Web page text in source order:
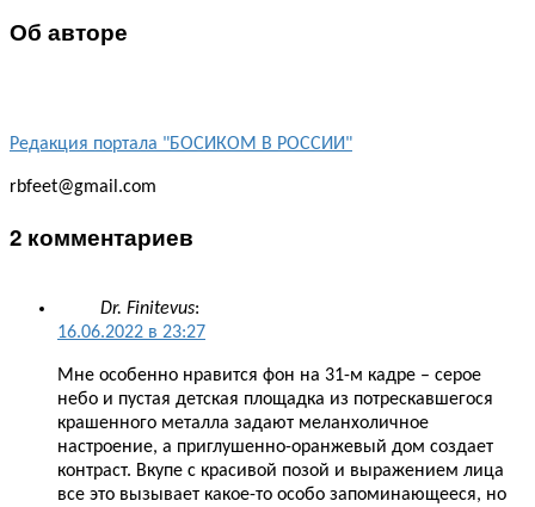
Об авторе
Редакция портала "БОСИКОМ В РОССИИ"
rbfeet@gmail.com
2 комментариев
Dr. Finitevus:
16.06.2022 в 23:27
Мне особенно нравится фон на 31-м кадре – серое
небо и пустая детская площадка из потрескавшегося
крашенного металла задают меланхоличное
настроение, а приглушенно-оранжевый дом создает
контраст. Вкупе с красивой позой и выражением лица
все это вызывает какое-то особо запоминающееся, но